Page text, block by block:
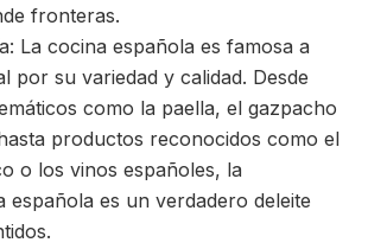
fronteras.
La cocina española es famosa a
por su variedad y calidad. Desde
como la paella, el gazpacho
productos reconocidos como el
o los vinos españoles, la
española es un verdadero deleite